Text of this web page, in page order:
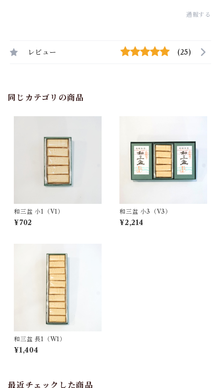
通報する
レビュー (25)
同じカテゴリの商品
和三盆 小1（V1）
¥702
和三盆 小3（V3）
¥2,214
和三盆 長1（W1）
¥1,404
最近チェックした商品